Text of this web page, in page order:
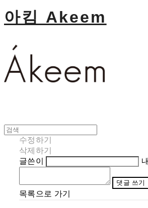
아킴 Akeem
수정하기
삭제하기
글쓴이
댓글 쓰기
목록으로 가기